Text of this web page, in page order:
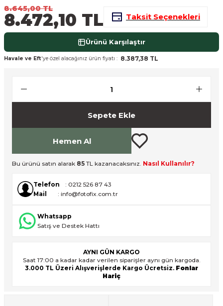
Cihazları
8.645,00 TL
8.472,10 TL Taksit Seçenekleri
Ürünü Karşılaştır
Havale ve Eft'ye özel alacağınız ürün fiyatı : 8.387,38 TL
Sepete Ekle
Hemen Al
Bu ürünü satın alarak 85 TL kazanacaksınız. Nasıl Kullanılır?
Telefon
: 0212 526 87 43
Mail
: info@fotofix.com.tr
Whatsapp
Satış ve Destek Hattı
AYNI GÜN KARGO
Saat 17:00 a kadar kadar verilen siparişler aynı gün kargoda.
3.000 TL Üzeri Alışverişlerde Kargo Ücretsiz. Fonlar
Hariç